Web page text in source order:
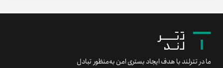
ما در تترلند با هدف ایجاد بستری امن به‌منظور تبادل